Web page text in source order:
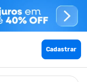
Cadastrar